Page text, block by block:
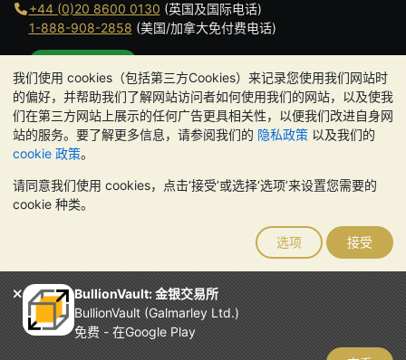
我们使用 cookies（包括第三方Cookies）来记录您使用我们网站时
的偏好，并帮助我们了解网站访问者如何使用我们的网站，以及使我
们在第三方网站上展示的任何广告更具相关性，以便我们改进自身网
站的服务。要了解更多信息，请参阅我们的 隐私政策 以及我们的
cookie 政策。
请同意我们使用 cookies，点击‘接受’或选择‘选项’来设置您需要的
cookie 种类。
选项 接受
BullionVault: 金银交易所
BullionVault (Galmarley Ltd.)
免费 - 在Google Play
+44 (0)20 8600 0130 (英国及国际电话)
1-888-908-2858 (美国/加拿大免付费电话)
办公时间:
9am to 8:30pm (英国时间), 周一至周五
Galmarley Ltd T/A BullionVault
3 Shortlands (7th Floor)
London
W6 8DA
贵金属的价值可能下跌也可能上涨。历史趋势不能保证未来
的价格走势。BullionVault 网站及其任何通讯中的任何内容均不构成
投资建议。您应该考虑寻求专业建议，以确定投资并持有金条是否适
合您。
Galmarley Ltd，以 BullionVault 名义开展业务，在英格兰和威尔士
注册，注册号为 4943684